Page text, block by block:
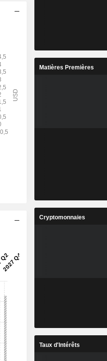
Matières Premières
Cryptomonnaies
Taux d'Intérêts